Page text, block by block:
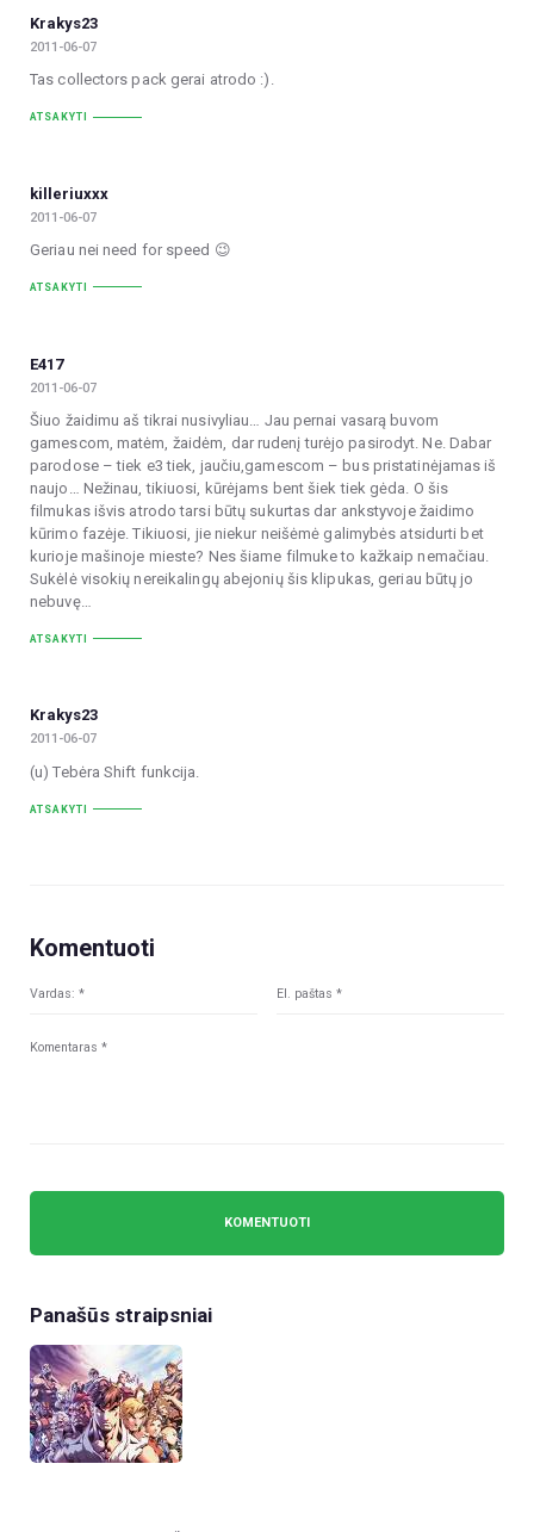
Krakys23
2011-06-07
Tas collectors pack gerai atrodo :).
ATSAKYTI
killeriuxxx
2011-06-07
Geriau nei need for speed 😉
ATSAKYTI
E417
2011-06-07
Šiuo žaidimu aš tikrai nusivyliau… Jau pernai vasarą buvom
gamescom, matėm, žaidėm, dar rudenį turėjo pasirodyt. Ne. Dabar
parodose – tiek e3 tiek, jaučiu,gamescom – bus pristatinėjamas iš
naujo… Nežinau, tikiuosi, kūrėjams bent šiek tiek gėda. O šis
filmukas išvis atrodo tarsi būtų sukurtas dar ankstyvoje žaidimo
kūrimo fazėje. Tikiuosi, jie niekur neišėmė galimybės atsidurti bet
kurioje mašinoje mieste? Nes šiame filmuke to kažkaip nemačiau.
Sukėlė visokių nereikalingų abejonių šis klipukas, geriau būtų jo
nebuvę…
ATSAKYTI
Krakys23
2011-06-07
(u) Tebėra Shift funkcija.
ATSAKYTI
Komentuoti
Panašūs straipsniai